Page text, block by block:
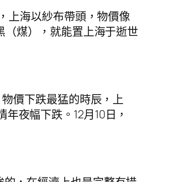
上海以紗布帶頭，物價像
（煤），就能置上海于逝世
價下跌最猛的時辰，上
夜幅下跌。12月10日，